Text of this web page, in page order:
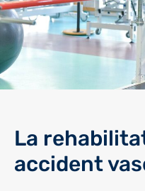
La
accident